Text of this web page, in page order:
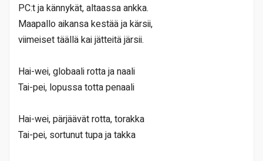
PC:t ja kännykät, altaassa ankka.
Maapallo aikansa kestää ja kärsii,
viimeiset täällä kai jätteitä järsii.
Hai-wei, globaali rotta ja naali
Tai-pei, lopussa totta penaali
Hai-wei, pärjäävät rotta, torakka
Tai-pei, sortunut tupa ja takka